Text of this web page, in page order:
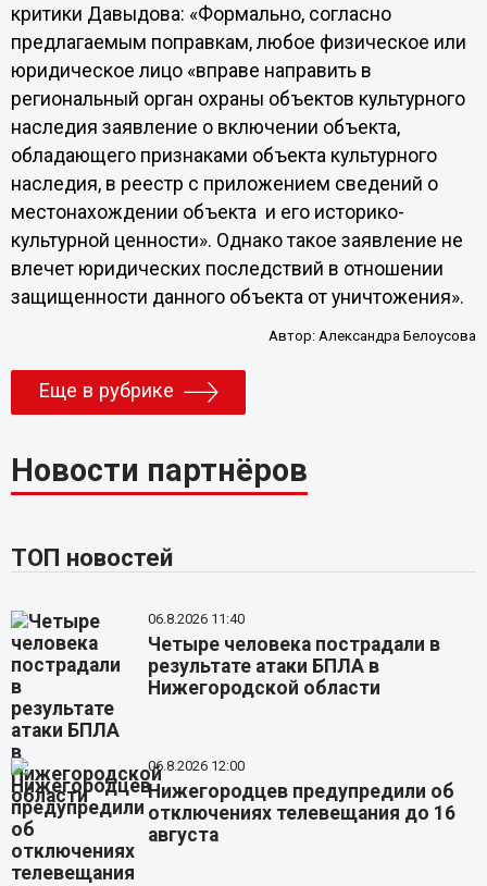
критики Давыдова: «Формально, согласно
предлагаемым поправкам, любое физическое или
юридическое лицо «вправе направить в
региональный орган охраны объектов культурного
наследия заявление о включении объекта,
обладающего признаками объекта культурного
наследия, в реестр с приложением сведений о
местонахождении объекта и его историко-
культурной ценности». Однако такое заявление не
влечет юридических последствий в отношении
защищенности данного объекта от уничтожения».
Автор:Александра Белоусова
Еще в рубрике
Новости партнёров
ТОП новостей
06.8.2026 11:40
Четыре человека пострадали в
результате атаки БПЛА в
Нижегородской области
06.8.2026 12:00
Нижегородцев предупредили об
отключениях телевещания до 16
августа